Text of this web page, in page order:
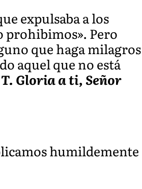
expulsaba a los
prohibimos». Pero
que haga milagros
aquel que no está
T. Gloria a ti, Señor
humildemente